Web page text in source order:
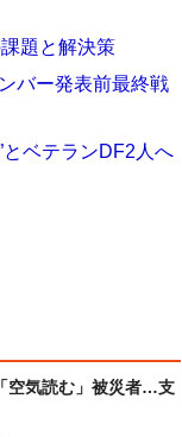
題と解決策
バー発表前最終戦
ベテランDF2人へ
空気読む」被災者…支